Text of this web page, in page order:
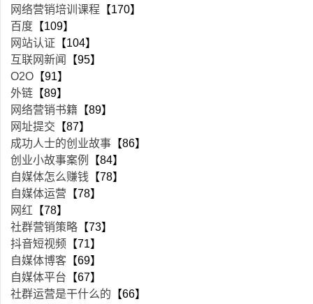
网络营销培训课程 【170】
百度 【109】
网站认证 【104】
互联网新闻
【95】
O2O 【91】
外链 【89】
网络营销书籍 【89】
网址提交 【87】
成功人士的创业故事 【86】
创业小故事案例
【84】
自媒体怎么赚钱 【78】
自媒体运营 【78】
网红 【78】
社群营销策略 【73】
抖音短视频 【71】
自媒体博客 【69】
自媒体平台 【67】
社群运营是干什么的 【66】